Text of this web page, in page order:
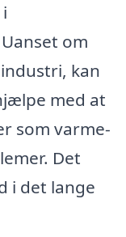
om
kan
med at
som varme-
Det
i det lange